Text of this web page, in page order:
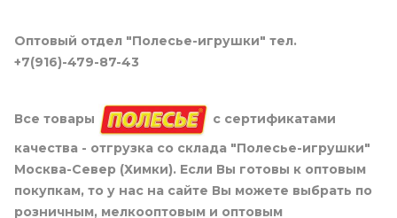
Оптовый отдел "Полесье-игрушки" тел.
+7(916)-479-87-43
Все товары
с сертификатами
качества - отгрузка со склада "Полесье-игрушки"
Москва-Север (Химки). Если Вы готовы к оптовым
покупкам, то у нас на сайте Вы можете выбрать по
розничным, мелкооптовым и оптовым